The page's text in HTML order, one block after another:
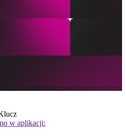
w aplikacji: